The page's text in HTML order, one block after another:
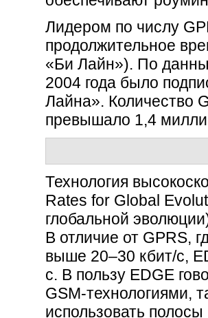
Лидером по числу
продолжительное
«Би Лайн»). По
2004 года было
Лайна». Количество
превышало 1,4
Технология
Rates for Global
глобальной
В отличие от GPRS,
выше 20–30 кбит/с,
с. В пользу EDGE
GSM-технологиями,
использовать